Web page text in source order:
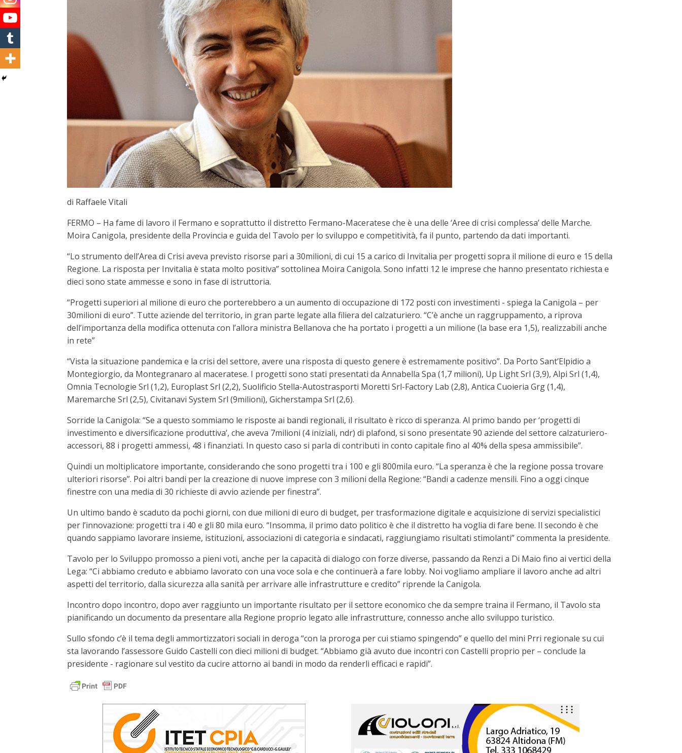
di Raffaele Vitali
FERMO – Ha fame di lavoro il Fermano e soprattutto il distretto Fermano-Maceratese che è una delle ‘Aree di crisi complessa’ delle Marche.
Moira Canigola, presidente della Provincia e guida del Tavolo per lo sviluppo e competitività, fa il punto, partendo da dati importanti.
“Lo strumento dell’Area di Crisi aveva previsto risorse pari a 30milioni, di cui 15 a carico di Invitalia per progetti sopra il milione di euro e 15 della
Regione. La risposta per Invitalia è stata molto positiva” sottolinea Moira Canigola. Sono infatti 12 le imprese che hanno presentato richiesta e
dieci sono state ammesse e sono in fase di istruttoria.
“Progetti superiori al milione di euro che porterebbero a un aumento di occupazione di 172 posti con investimenti - spiega la Canigola – per
30milioni di euro”. Tutte aziende del territorio, in gran parte legate alla filiera del calzaturiero. “C’è anche un raggruppamento, a riprova
dell’importanza della modifica ottenuta con l’allora ministra Bellanova che ha portato i progetti a un milione (la base era 1,5), realizzabili anche
in rete”
“Vista la situazione pandemica e la crisi del settore, avere una risposta di questo genere è estremamente positivo”. Da Porto Sant’Elpidio a
Montegiorgio, da Montegranaro al maceratese. I progetti sono stati presentati da Annabella Spa (1,7 milioni), Up Light Srl (3,9), Alpi Srl (1,4),
Omnia Tecnologie Srl (1,2), Europlast Srl (2,2), Suolificio Stella-Autostrasporti Moretti Srl-Factory Lab (2,8), Antica Cuoieria Grg (1,4),
Maremarche Srl (2,5), Civitanavi System Srl (9milioni), Gicherstampa Srl (2,6).
Sorride la Canigola: “Se a questo sommiamo le risposte ai bandi regionali, il risultato è ricco di speranza. Al primo bando per ‘progetti di
investimento e diversificazione produttiva’, che aveva 7milioni (4 iniziali, ndr) di plafond, si sono presentate 90 aziende del settore calzaturiero-
accessori, 88 i progetti ammessi, 48 i finanziati. In questo caso si parla di contributi in conto capitale fino al 40% della spesa ammissibile”.
Quindi un moltiplicatore importante, considerando che sono progetti tra i 100 e gli 800mila euro. “La speranza è che la regione possa trovare
ulteriori risorse”. Poi altri bandi per la creazione di nuove imprese con 3 milioni della Regione: “Bandi a cadenze mensili. Fino a oggi cinque
finestre con una media di 30 richieste di avvio aziende per finestra”.
Un ultimo bando è scaduto da pochi giorni, con due milioni di euro di budget, per trasformazione digitale e acquisizione di servizi specialistici
per l’innovazione: progetti tra i 40 e gli 80 mila euro. “Insomma, il primo dato politico è che il distretto ha voglia di fare bene. Il secondo è che
quando sappiamo lavorare insieme, istituzioni, associazioni di categoria e sindacati, raggiungiamo risultati stimolanti” commenta la presidente.
Tavolo per lo Sviluppo promosso a pieni voti, anche per la capacità di dialogo con forze diverse, passando da Renzi a Di Maio fino ai vertici della
Lega: “Ci abbiamo creduto e abbiamo lavorato con una voce sola e che continuerà a fare lobby. Noi vogliamo ampliare il lavoro anche ad altri
aspetti del territorio, dalla sicurezza alla sanità per arrivare alle infrastrutture e credito” riprende la Canigola.
Incontro dopo incontro, dopo aver raggiunto un importante risultato per il settore economico che da sempre traina il Fermano, il Tavolo sta
pianificando un documento da presentare alla Regione proprio legato alle infrastrutture, connesso anche allo sviluppo turistico.
Sullo sfondo c’è il tema degli ammortizzatori sociali in deroga “con la proroga per cui stiamo spingendo” e quello del mini Prri regionale su cui
sta lavorando l’assessore Guido Castelli con dieci milioni di budget. “Abbiamo già avuto due incontri con Castelli proprio per – conclude la
presidente - ragionare sul vestito da cucire attorno ai bandi in modo da renderli efficaci e rapidi”.